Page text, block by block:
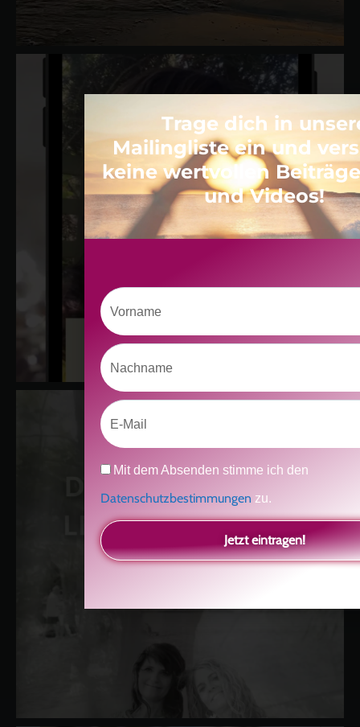
Trage dich in
Mailingliste ein und
keine wertvollen
und Videos!
Vorname
Nachname
Email
Datenschutz
Mit dem Absenden stimme ich den
Datenschutzbestimmungen zu.
Jetzt eintragen!